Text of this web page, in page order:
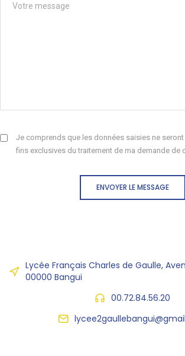
Je comprends que les données saisies ne
fins exclusives du traitement de ma demande de
ENVOYER LE MESSAGE
Lycée Français Charles de Gaulle,
00000 Bangui
00.72.84.56.20